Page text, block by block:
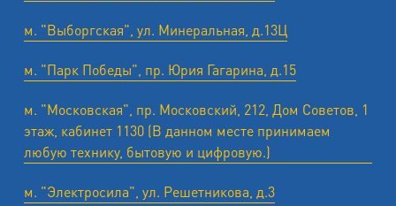
м. "Выборгская", ул. Минеральная, д.13Ц
м. "Парк Победы", пр. Юрия Гагарина, д.15
м. "Московская", пр. Московский, 212, Дом Советов, 1
этаж, кабинет 1130 (В данном месте принимаем
любую технику, бытовую и цифровую.)
м. "Электросила", ул. Решетникова, д.3